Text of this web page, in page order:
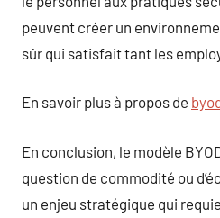
peuvent créer un
sûr qui satisfait tant les
En savoir plus à propos de
En conclusion, le modèle
question de commodité ou
un enjeu stratégique qui